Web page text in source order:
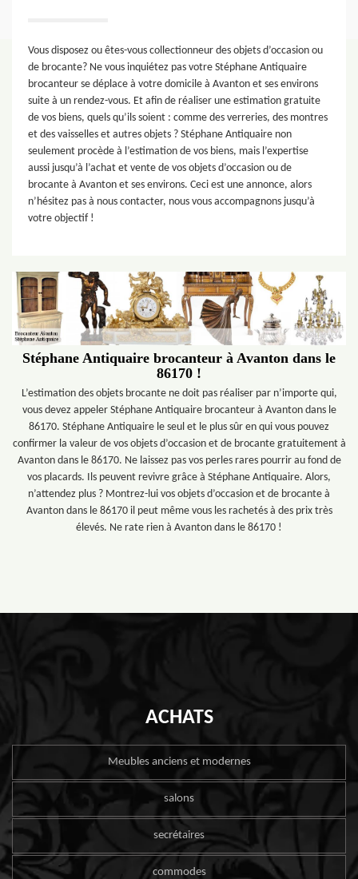
Vous disposez ou êtes-vous collectionneur des objets d’occasion ou
de brocante? Ne vous inquiétez pas votre Stéphane Antiquaire
brocanteur se déplace à votre domicile à Avanton et ses environs
suite à un rendez-vous. Et afin de réaliser une estimation gratuite
de vos biens, quels qu’ils soient : comme des verreries, des montres
et des vaisselles et autres objets ? Stéphane Antiquaire non
seulement procède à l’estimation de vos biens, mais l’expertise
aussi jusqu’à l’achat et vente de vos objets d’occasion ou de
brocante à Avanton et ses environs. Ceci est une annonce, alors
n’hésitez pas à nous contacter, nous vous accompagnons jusqu’à
votre objectif !
Stéphane Antiquaire brocanteur à Avanton dans le
86170 !
L’estimation des objets brocante ne doit pas réaliser par n’importe qui,
vous devez appeler Stéphane Antiquaire brocanteur à Avanton dans le
86170. Stéphane Antiquaire le seul et le plus sûr en qui vous pouvez
confirmer la valeur de vos objets d’occasion et de brocante gratuitement à
Avanton dans le 86170. Ne laissez pas vos perles rares pourrir au fond de
vos placards. Ils peuvent revivre grâce à Stéphane Antiquaire. Alors,
n’attendez plus ? Montrez-lui vos objets d’occasion et de brocante à
Avanton dans le 86170 il peut même vous les rachetés à des prix très
élevés. Ne rate rien à Avanton dans le 86170 !
ACHATS
Meubles anciens et modernes
salons
secrétaires
commodes